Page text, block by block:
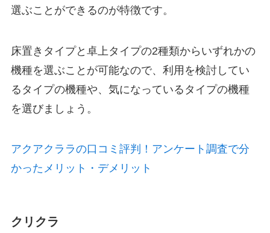
選ぶことができるのが特徴です。
床置きタイプと卓上タイプの2種類からいずれかの
機種を選ぶことが可能なので、利用を検討してい
るタイプの機種や、気になっているタイプの機種
を選びましょう。
アクアクララの口コミ評判！アンケート調査で分
かったメリット・デメリット
クリクラ